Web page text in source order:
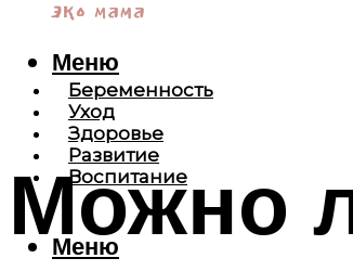
Беременность
Уход
Здоровье
Развитие
Воспитание
Меню
Меню
Можно